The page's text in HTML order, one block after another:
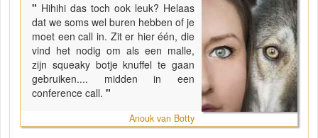
" Hihihi das toch ook leuk? Helaas
dat we soms wel buren hebben of je
moet een call in. Zit er hier één, die
vind het nodig om als een malle,
zijn squeaky botje knuffel te gaan
gebruiken.... midden in een
conference call. "
Anouk van Botty